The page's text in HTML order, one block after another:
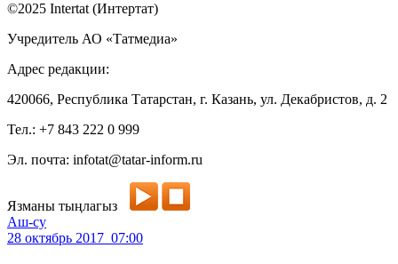
©2025 Intertat (Интертат)
Учредитель АО «Татмедиа»
Адрес редакции:
420066, Республика Татарстан, г. Казань, ул. Декабристов, д. 2
Тел.: +7 843 222 0 999
Эл. почта: infotat@tatar-inform.ru
Язманы тыңлагыз
Аш-су
28 октябрь 2017 07:00